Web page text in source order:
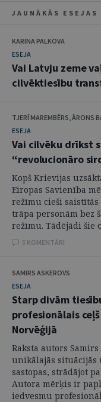
JAUNĀKĀS ESEJAS
KARINA PALKOVA
ESEJA
Vai Latvju zeme
cilvēktiesību
TJERĪ MAREMBĒRS, ĀRONS
ESEJA
Vai cilvēku drīkst
“revolucionāro
Kopš Krievijas
Eiropas Savienība
režīmu cieši saistītās
trāpa personām bez
režīmu. Tādējādi šie
5 KOMENTĀRI
SAMIRS ASKEROVS
ESEJA
Starp divām
profesionālais
Norvēģijā
Raksta autors
unikālajās situācijās
sastopas, strādājot
Autora mērķis ir
iedvesmu